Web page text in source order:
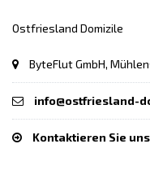
Ostfriesland Domizile
ByteFlut GmbH,
info@ostfriesland-
Kontaktieren Sie uns